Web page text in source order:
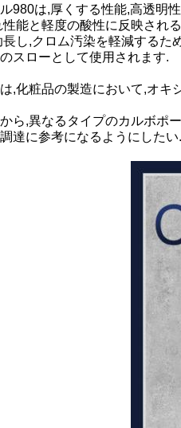
980は,厚くする性能,高透明
能と軽度の酸性に反映され
長し,クロム汚染を軽減する
スローとして使用されます.
,化粧品の製造において,オ
から,異なるタイプのカルボ
達に参考になるようにしたい.